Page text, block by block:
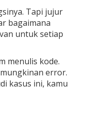
Tapi jujur
bagaimana
untuk setiap
menulis kode.
error.
kasus ini, kamu